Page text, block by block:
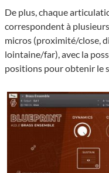
De plus, chaque
correspondent à
micros (proximité/close,
loin­taine/far), avec la
positions pour obtenir le